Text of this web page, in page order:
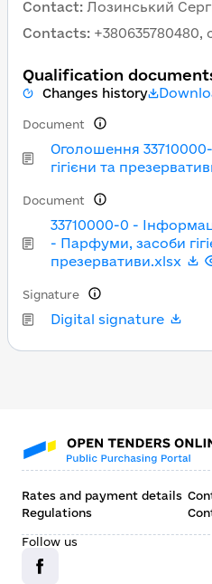
Contact: Лозинський
Contacts: +380635780480,
Qualification
Changes history
Оголошення
гігієни та
Document
33710000-0 -
- Парфуми, засоби
презервативи.xlsx
Document
Digital signature
Signature
Rates and payment details
Regulations
Follow us